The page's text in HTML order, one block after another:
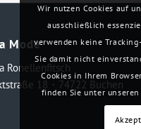
Mode
Ronellenfitsch
18・74722 Buchen
Wir nutzen Cookies auf
ausschließlich
verwenden keine
Sie damit nicht
Cookies in Ihrem
finden Sie unter unseren